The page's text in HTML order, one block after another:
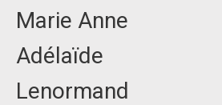
Marie Anne
Adélaïde
Lenormand